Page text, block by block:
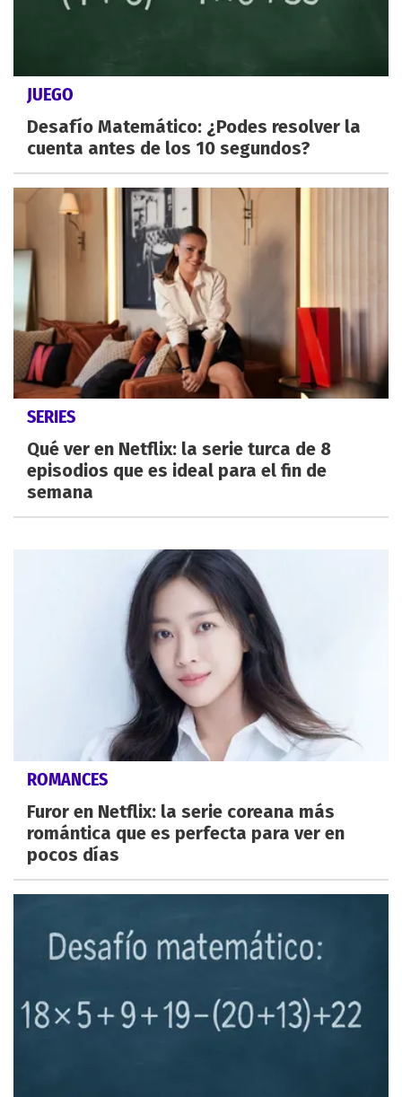
JUEGO
Desafío Matemático: ¿Podes resolver la
cuenta antes de los 10 segundos?
SERIES
Qué ver en Netflix: la serie turca de 8
episodios que es ideal para el fin de
semana
ROMANCES
Furor en Netflix: la serie coreana más
romántica que es perfecta para ver en
pocos días